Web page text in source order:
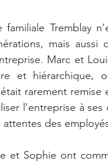
familiale Tremblay
mais aussi
Marc et
et hiérarchique,
rarement
l’entreprise à
des
et Sophie ont